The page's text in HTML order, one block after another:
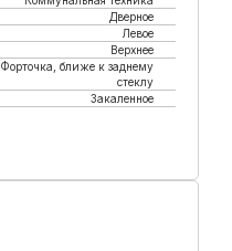
Дверное
Левое
Верхнее
Форточка, ближе к заднему
стеклу
Закаленное